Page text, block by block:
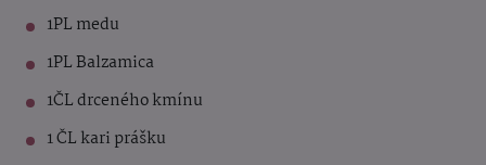
1PL medu
1PL Balzamica
1ČL drceného kmínu
1 ČL kari prášku